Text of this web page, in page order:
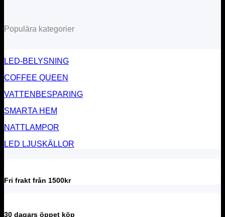
Populära kategorier
LED-BELYSNING
COFFEE QUEEN
VATTENBESPARING
SMARTA HEM
NATTLAMPOR
LED LJUSKÄLLOR
Fri frakt från 1500kr
30 dagars öppet köp